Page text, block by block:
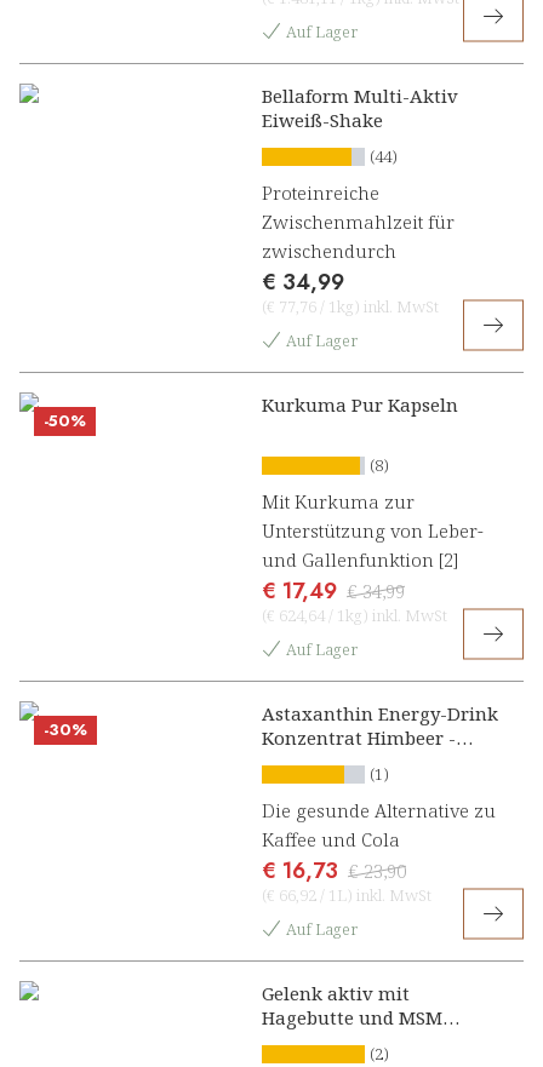
Auf Lager
Bellaform Multi-Aktiv
Eiweiß-Shake
(44)
Proteinreiche
Zwischenmahlzeit für
zwischendurch
€ 34,99
(€ 77,76 / 1kg) inkl. MwSt
Auf Lager
-50%
Kurkuma Pur Kapseln
(8)
Mit Kurkuma zur
Unterstützung von Leber-
und Gallenfunktion [2]
€ 17,49 € 34,99
(€ 624,64 / 1kg) inkl. MwSt
Auf Lager
-30%
Astaxanthin Energy-Drink
Konzentrat Himbeer -
Limette
(1)
Die gesunde Alternative zu
Kaffee und Cola
€ 16,73 € 23,90
(€ 66,92 / 1L) inkl. MwSt
Auf Lager
Gelenk aktiv mit
Hagebutte und MSM
Konzentrat (2)